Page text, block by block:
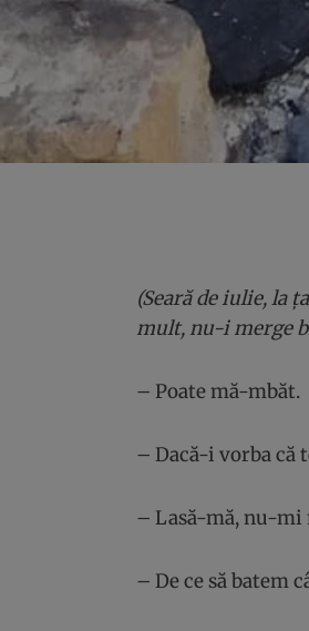
(Seară de iulie, la
mult, nu-i merge
– Poate mă-mbăt.
– Dacă-i vorba că
– Lasă-mă, nu-mi
– De ce să batem